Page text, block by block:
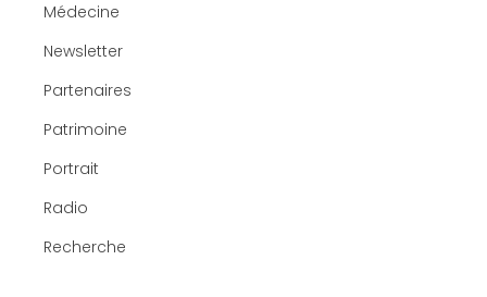
Médecine
Newsletter
Partenaires
Patrimoine
Portrait
Radio
Recherche